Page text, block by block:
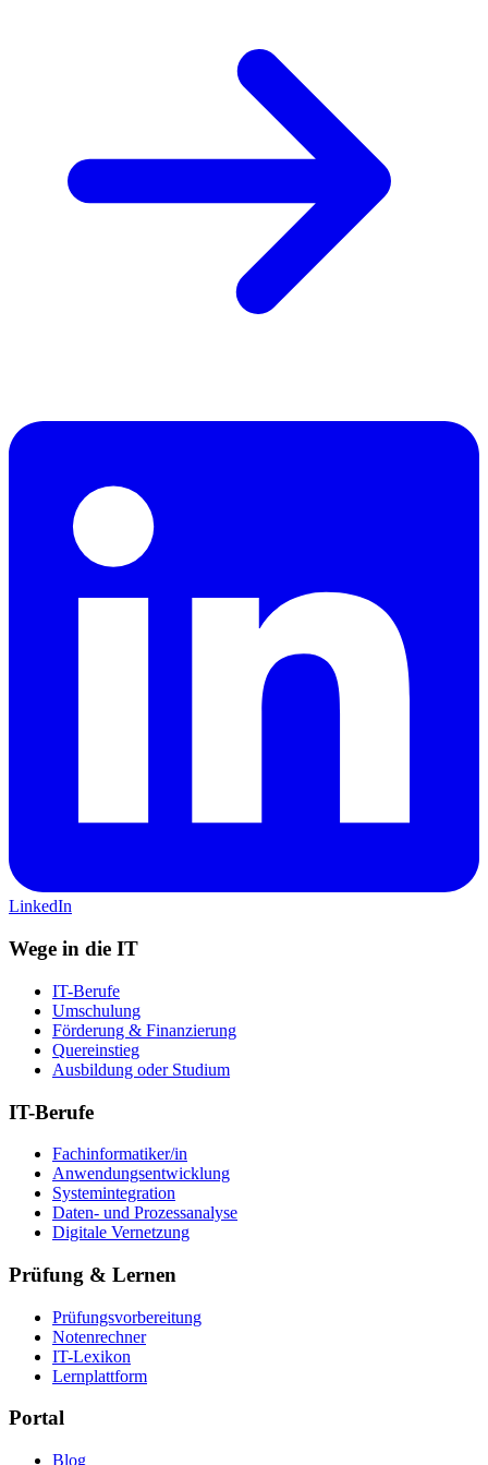
LinkedIn
Wege in die IT
IT-Berufe
Umschulung
Förderung & Finanzierung
Quereinstieg
Ausbildung oder Studium
IT-Berufe
Fachinformatiker/in
Anwendungsentwicklung
Systemintegration
Daten- und Prozessanalyse
Digitale Vernetzung
Prüfung & Lernen
Prüfungsvorbereitung
Notenrechner
IT-Lexikon
Lernplattform
Portal
Blog